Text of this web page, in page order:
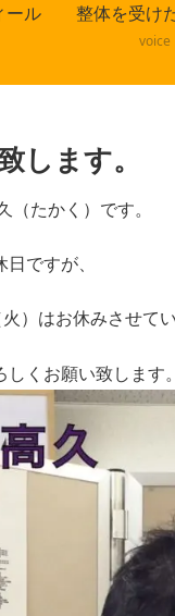
ール
整体を受け
voice
します。
（たかく）です。
ですが、
）はお休みさせてい
くお願い致します。